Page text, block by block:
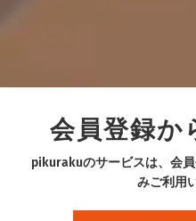
会員登録か
pikurakuのサービスは、会
みご利用